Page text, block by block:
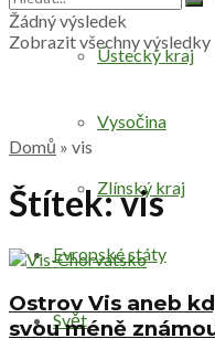
Ústecký kraj
Vysočina
Zlínský kraj
Evropské státy
Svět
Žádný výsledek
Zobrazit všechny výsledky
Domů » vis
Štítek:vis
Ostrov Vis aneb
svou méně